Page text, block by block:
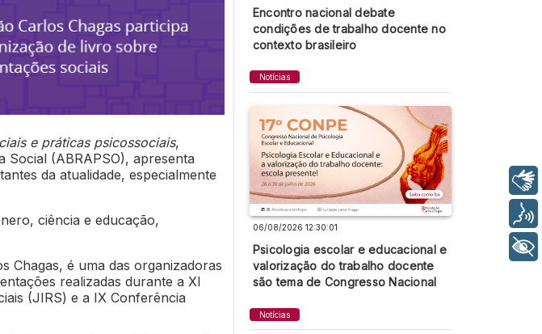
e práticas psicossociais,
Social (ABRAPSO), apresenta
da atualidade, especialmente
ciência e educação,
Chagas, é uma das organizadoras
realizadas durante a XI
(JIRS) e a IX Conferência
Encontro nacional debate
condições de trabalho docente no
contexto brasileiro
Notícias
06/08/2026 12:30:01
Psicologia escolar e educacional e
valorização do trabalho docente
são tema de Congresso Nacional
Notícias
+ Acessibilidade